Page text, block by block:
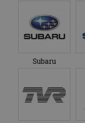
Subaru